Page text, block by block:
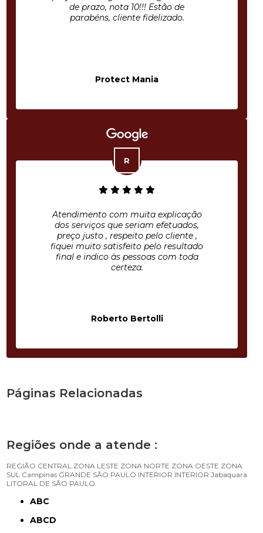
de prazo, nota 10!!! Estão de
parabéns, cliente fidelizado.
Protect Mania
Atendimento com muita explicação
dos serviços que seriam efetuados,
preço justo , respeito pelo cliente ,
fiquei muito satisfeito pelo resultado
final e indico às pessoas com toda
certeza.
Roberto Bertolli
Páginas Relacionadas
Regiões onde a atende :
REGIÃO CENTRAL ZONA LESTE ZONA NORTE ZONA OESTE ZONA
SUL Campinas GRANDE SÃO PAULO INTERIOR INTERIOR Jabaquara
LITORAL DE SÃO PAULO
ABC
ABCD